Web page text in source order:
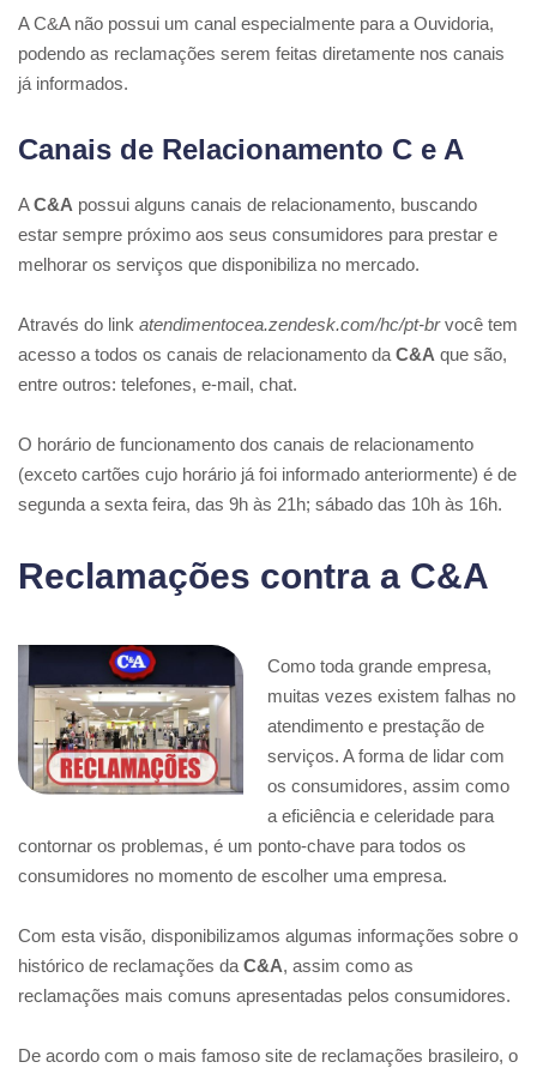
A C&A não possui um canal especialmente para a Ouvidoria,
podendo as reclamações serem feitas diretamente nos canais
já informados.
Canais de Relacionamento C e A
AC&A possui alguns canais de relacionamento, buscando
estar sempre próximo aos seus consumidores para prestar e
melhorar os serviços que disponibiliza no mercado.
Através do link atendimentocea.zendesk.com/hc/pt-brvocê tem
acesso a todos os canais de relacionamento da C&A que são,
entre outros: telefones, e-mail, chat.
O horário de funcionamento dos canais de relacionamento
(exceto cartões cujo horário já foi informado anteriormente) é de
segunda a sexta feira, das 9h às 21h; sábado das 10h às 16h.
Reclamações contra a C&A
Como toda grande empresa,
muitas vezes existem falhas no
atendimento e prestação de
serviços. A forma de lidar com
os consumidores, assim como
a eficiência e celeridade para
contornar os problemas, é um ponto-chave para todos os
consumidores no momento de escolher uma empresa.
Com esta visão, disponibilizamos algumas informações sobre o
histórico de reclamações da C&A, assim como as
reclamações mais comuns apresentadas pelos consumidores.
De acordo com o mais famoso site de reclamações brasileiro, o